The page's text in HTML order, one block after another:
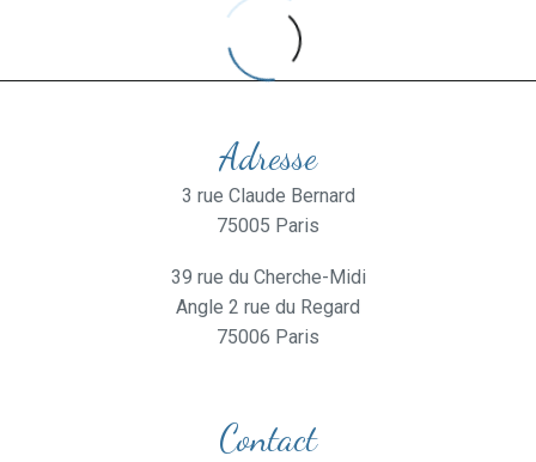
Adresse
3 rue Claude Bernard
75005 Paris
39 rue du Cherche-Midi
Angle 2 rue du Regard
75006 Paris
Contact